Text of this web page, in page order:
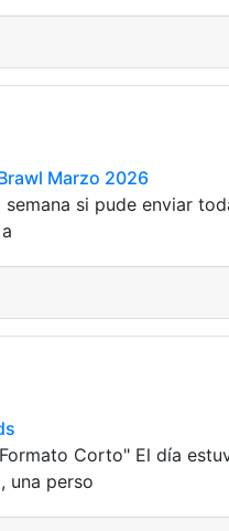
Marzo 2026
semana si pude enviar
Corto" El día
una perso